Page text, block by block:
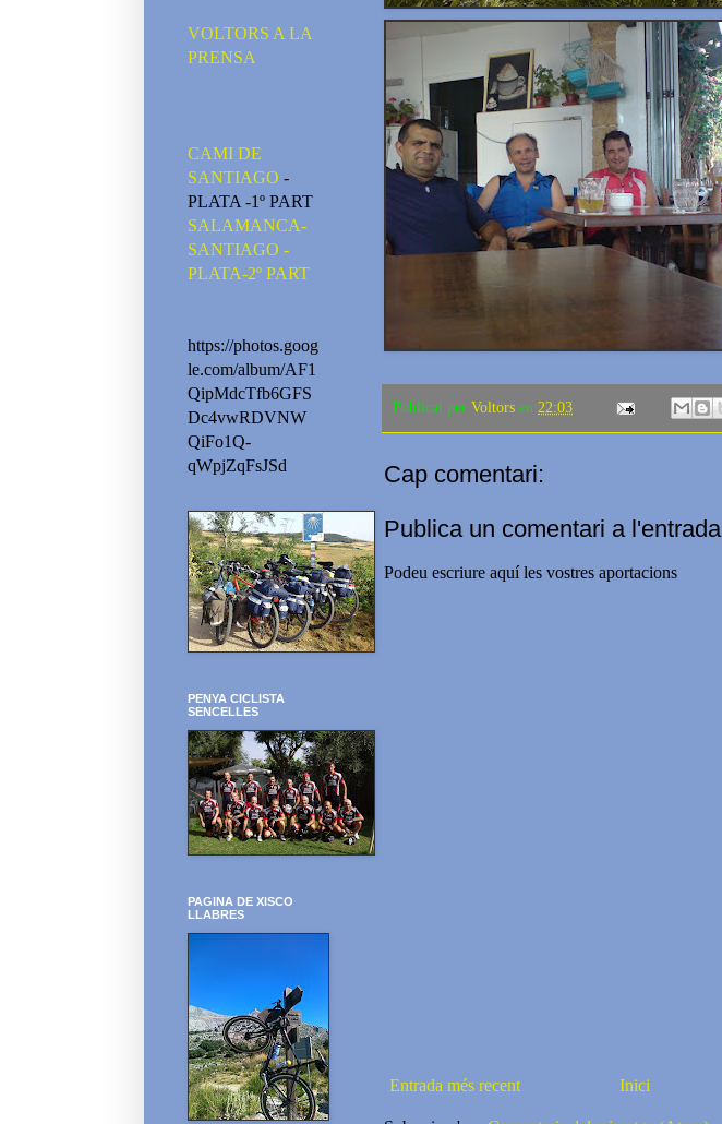
Publicat per Voltors en 22:03
Cap comentari:
Publica un comentari a l'entrada
Podeu escriure aquí les vostres aportacions
Entrada més recent Inici
VOLTORS A LA
PRENSA
CAMI DE
SANTIAGO -
PLATA -1º PART
SALAMANCA-
SANTIAGO -
PLATA-2º PART
https://photos.goog
le.com/album/AF1
QipMdcTfb6GFS
Dc4vwRDVNW
QiFo1Q-
qWpjZqFsJSd
PENYA CICLISTA
SENCELLES
PAGINA DE XISCO
LLABRES